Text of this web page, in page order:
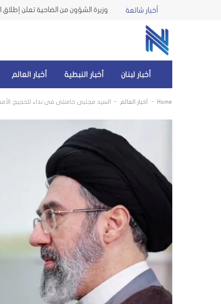
أخبار شائعة
أخبار لبنان أخبار النبطية أخبار العالم
Home
- أخبار العالم - السيد مجتبى خامنئي في نداء للحجيج: